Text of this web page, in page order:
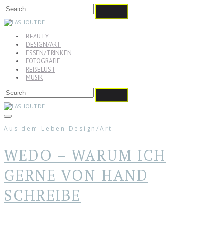
BEAUTY
DESIGN/ART
ESSEN/TRINKEN
FOTOGRAFIE
REISELUST
MUSIK
Aus dem Leben Design/Art
WEDO – WARUM ICH
GERNE VON HAND
SCHREIBE